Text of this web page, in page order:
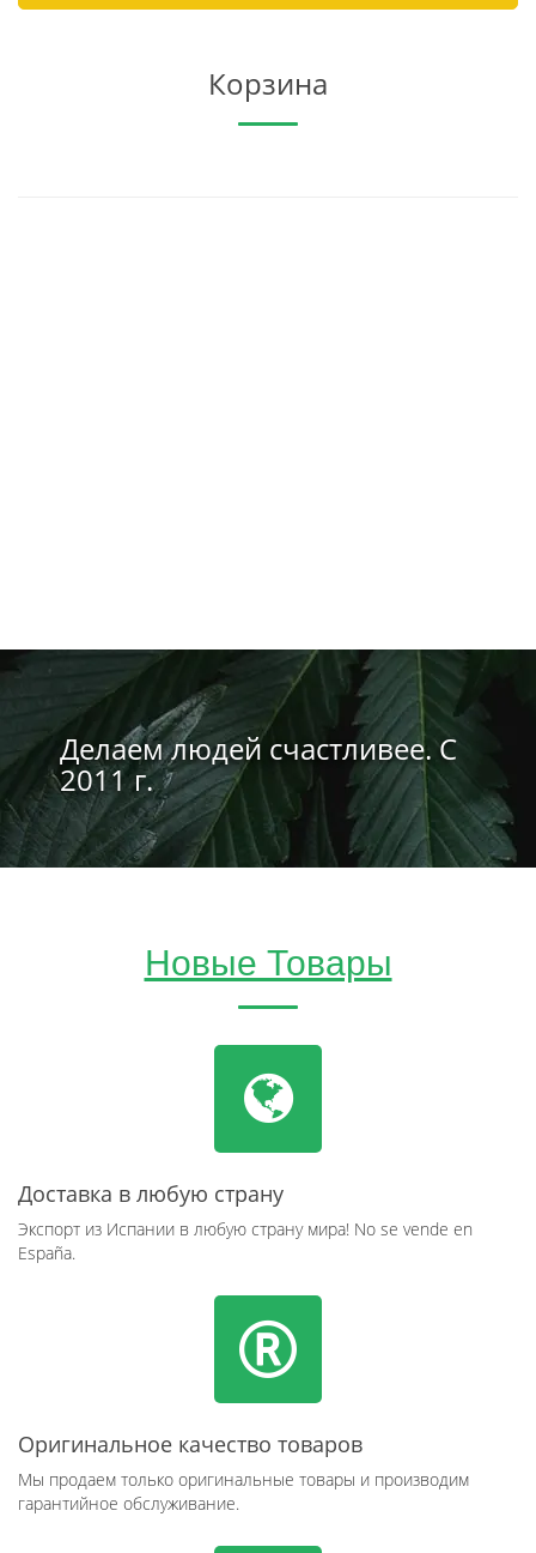
Корзина
Делаем людей счастливее. С
2011 г.
Новые Товары
Доставка в любую страну
Экспорт из Испании в любую страну мира! No se vende en
España.
Оригинальное качество товаров
Мы продаем только оригинальные товары и производим
гарантийное обслуживание.